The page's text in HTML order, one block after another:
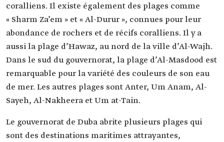
coralliens. Il existe également des plages comme
« Sharm Za’em » et « Al-Durur », connues pour leur
abondance de rochers et de récifs coralliens. Il y a
aussi la plage d’Hawaz, au nord de la ville d’Al-Wajh.
Dans le sud du gouvernorat, la plage d’Al-Masdood est
remarquable pour la variété des couleurs de son eau
de mer. Les autres plages sont Anter, Um Anam, Al-
Sayeh, Al-Nakheera et Um at-Tain.
Le gouvernorat de Duba abrite plusieurs plages qui
sont des destinations maritimes attrayantes,